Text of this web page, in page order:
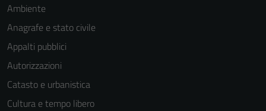
Ambiente
Anagrafe e stato civile
Appalti pubblici
Autorizzazioni
Catasto e urbanistica
Cultura e tempo libero